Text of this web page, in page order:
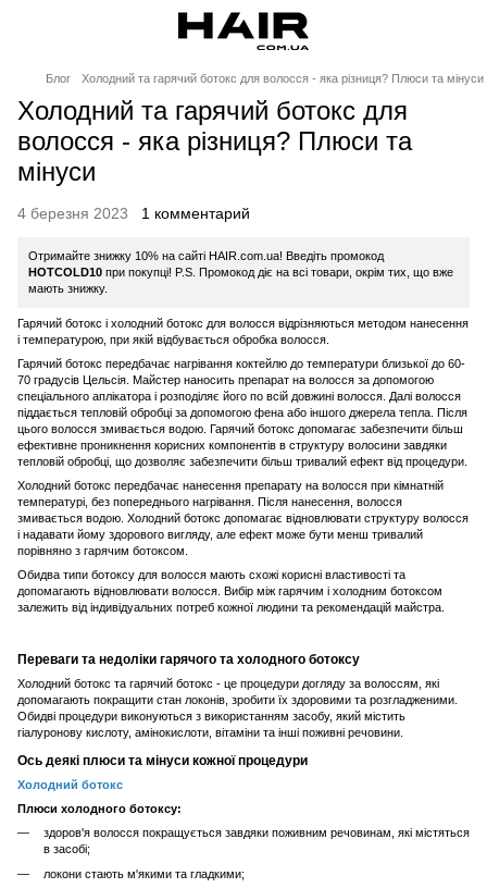
Блог Холодний та гарячий ботокс для волосся - яка різниця? Плюси та мінуси
Холодний та гарячий ботокс для
волосся - яка різниця? Плюси та
мінуси
4 березня 2023 1 комментарий
Отримайте знижку 10% на сайті HAIR.com.ua! Введіть промокод
HOTCOLD10 при покупці! P.S. Промокод діє на всі товари, окрім тих, що вже
мають знижку.
Гарячий ботокс і холодний ботокс для волосся відрізняються методом нанесення
і температурою, при якій відбувається обробка волосся.
Гарячий ботокс передбачає нагрівання коктейлю до температури близької до 60-
70 градусів Цельсія. Майстер наносить препарат на волосся за допомогою
спеціального аплікатора і розподіляє його по всій довжині волосся. Далі волосся
піддається тепловій обробці за допомогою фена або іншого джерела тепла. Після
цього волосся змивається водою. Гарячий ботокс допомагає забезпечити більш
ефективне проникнення корисних компонентів в структуру волосини завдяки
тепловій обробці, що дозволяє забезпечити більш тривалий ефект від процедури.
Холодний ботокс передбачає нанесення препарату на волосся при кімнатній
температурі, без попереднього нагрівання. Після нанесення, волосся
змивається водою. Холодний ботокс допомагає відновлювати структуру волосся
і надавати йому здорового вигляду, але ефект може бути менш тривалий
порівняно з гарячим ботоксом.
Обидва типи ботоксу для волосся мають схожі корисні властивості та
допомагають відновлювати волосся. Вибір між гарячим і холодним ботоксом
залежить від індивідуальних потреб кожної людини та рекомендацій майстра.
Переваги та недоліки гарячого та холодного ботоксу
Холодний ботокс та гарячий ботокс - це процедури догляду за волоссям, які
допомагають покращити стан локонів, зробити їх здоровими та розгладженими.
Обидві процедури виконуються з використанням засобу, який містить
гіалуронову кислоту, амінокислоти, вітаміни та інші поживні речовини.
Ось деякі плюси та мінуси кожної процедури
Холодний ботокс
Плюси холодного ботоксу:
здоров'я волосся покращується завдяки поживним речовинам, які містяться
в засобі;
локони стають м'якими та гладкими;